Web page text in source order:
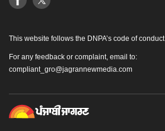
This website follows the DNPA’s code of conduct
For any feedback or complaint, email to:
compliant_gro@jagrannewmedia.com